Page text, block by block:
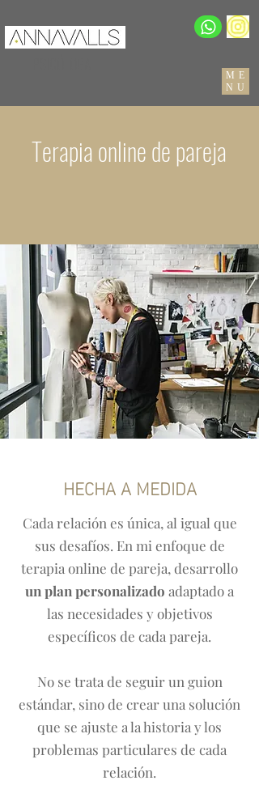
ME
NU
Terapia online de pareja
HECHA A MEDIDA
Cada relación es única, al igual que
sus desafíos. En mi enfoque de
terapia online de pareja, desarrollo
un plan personalizado adaptado a
las necesidades y objetivos
específicos de cada pareja.
No se trata de seguir un guion
estándar, sino de crear una solución
que se ajuste a la historia y los
problemas particulares de cada
relación.